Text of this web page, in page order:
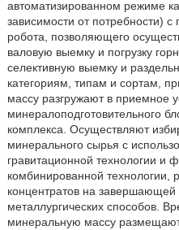
автоматизированном режиме
зависимости от потребности)
робота, позволяющего
валовую выемку и погрузку
селективную выемку и
категориям, типам и сортам,
массу разгружают в приемное
минералоподготовительного
комплекса. Осуществляют
минерального сырья с
гравитационной технологии и
комбинированной технологии,
концентратов на завершающей
металлургических способов.
минеральную массу